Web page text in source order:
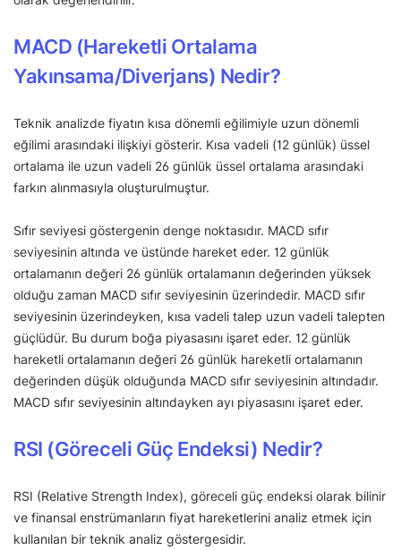
MACD (Hareketli Ortalama
Yakınsama/Diverjans) Nedir?
Teknik analizde fiyatın kısa dönemli eğilimiyle uzun dönemli
eğilimi arasındaki ilişkiyi gösterir. Kısa vadeli (12 günlük) üssel
ortalama ile uzun vadeli 26 günlük üssel ortalama arasındaki
farkın alınmasıyla oluşturulmuştur.
Sıfır seviyesi göstergenin denge noktasıdır. MACD sıfır
seviyesinin altında ve üstünde hareket eder. 12 günlük
ortalamanın değeri 26 günlük ortalamanın değerinden yüksek
olduğu zaman MACD sıfır seviyesinin üzerindedir. MACD sıfır
seviyesinin üzerindeyken, kısa vadeli talep uzun vadeli talepten
güçlüdür. Bu durum boğa piyasasını işaret eder. 12 günlük
hareketli ortalamanın değeri 26 günlük hareketli ortalamanın
değerinden düşük olduğunda MACD sıfır seviyesinin altındadır.
MACD sıfır seviyesinin altındayken ayı piyasasını işaret eder.
RSI (Göreceli Güç Endeksi) Nedir?
RSI (Relative Strength Index), göreceli güç endeksi olarak bilinir
ve finansal enstrümanların fiyat hareketlerini analiz etmek için
kullanılan bir teknik analiz göstergesidir.